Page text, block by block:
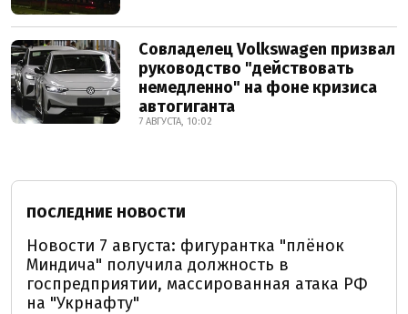
Совладелец Volkswagen призвал
руководство "действовать
немедленно" на фоне кризиса
автогиганта
7 АВГУСТА, 10:02
ПОСЛЕДНИЕ НОВОСТИ
Новости 7 августа: фигурантка "плёнок
Миндича" получила должность в
госпредприятии, массированная атака РФ
на "Укрнафту"